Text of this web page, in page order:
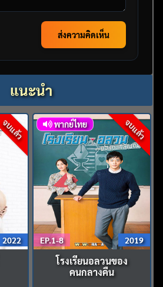
ส่งความคิดเห็น
แนะนำ
จบแล้ว
2022
จบแล้ว
พากย์ไทย
EP.1-8 2019
โรงเรียนอลวนของ
คนกลางคืน